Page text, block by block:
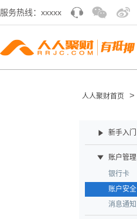
服务热线：xxxxx
人人聚财首页 >
新手入门
账户管理
银行卡
账户安全
消息通知